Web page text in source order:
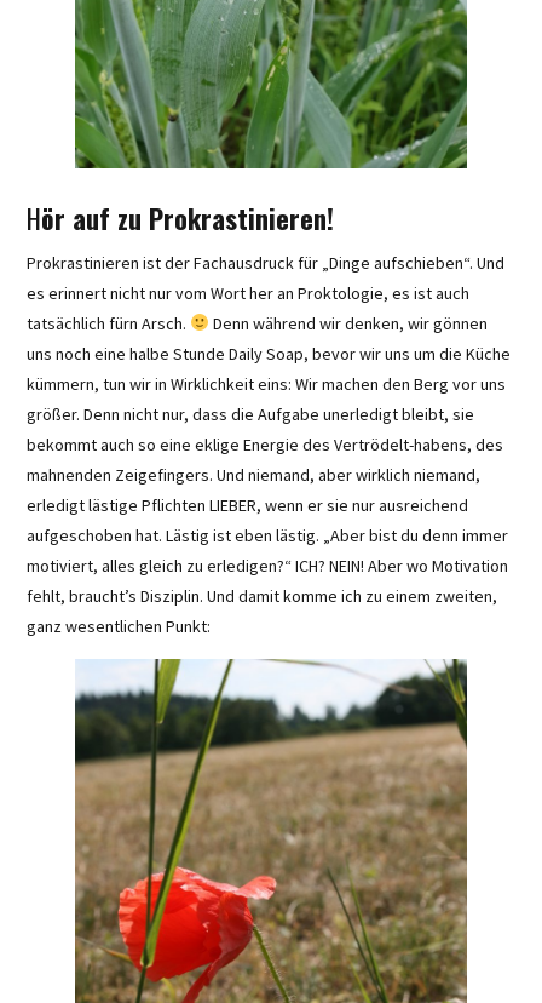
Hör auf zu Prokrastinieren!
Prokrastinieren ist der Fachausdruck für „Dinge aufschieben“. Und
es erinnert nicht nur vom Wort her an Proktologie, es ist auch
tatsächlich fürn Arsch.
Denn während wir denken, wir gönnen
uns noch eine halbe Stunde Daily Soap, bevor wir uns um die Küche
kümmern, tun wir in Wirklichkeit eins: Wir machen den Berg vor uns
größer. Denn nicht nur, dass die Aufgabe unerledigt bleibt, sie
bekommt auch so eine eklige Energie des Vertrödelt-habens, des
mahnenden Zeigefingers. Und niemand, aber wirklich niemand,
erledigt lästige Pflichten LIEBER, wenn er sie nur ausreichend
aufgeschoben hat. Lästig ist eben lästig. „Aber bist du denn immer
motiviert, alles gleich zu erledigen?“ ICH? NEIN! Aber wo Motivation
fehlt, braucht’s Disziplin. Und damit komme ich zu einem zweiten,
ganz wesentlichen Punkt: